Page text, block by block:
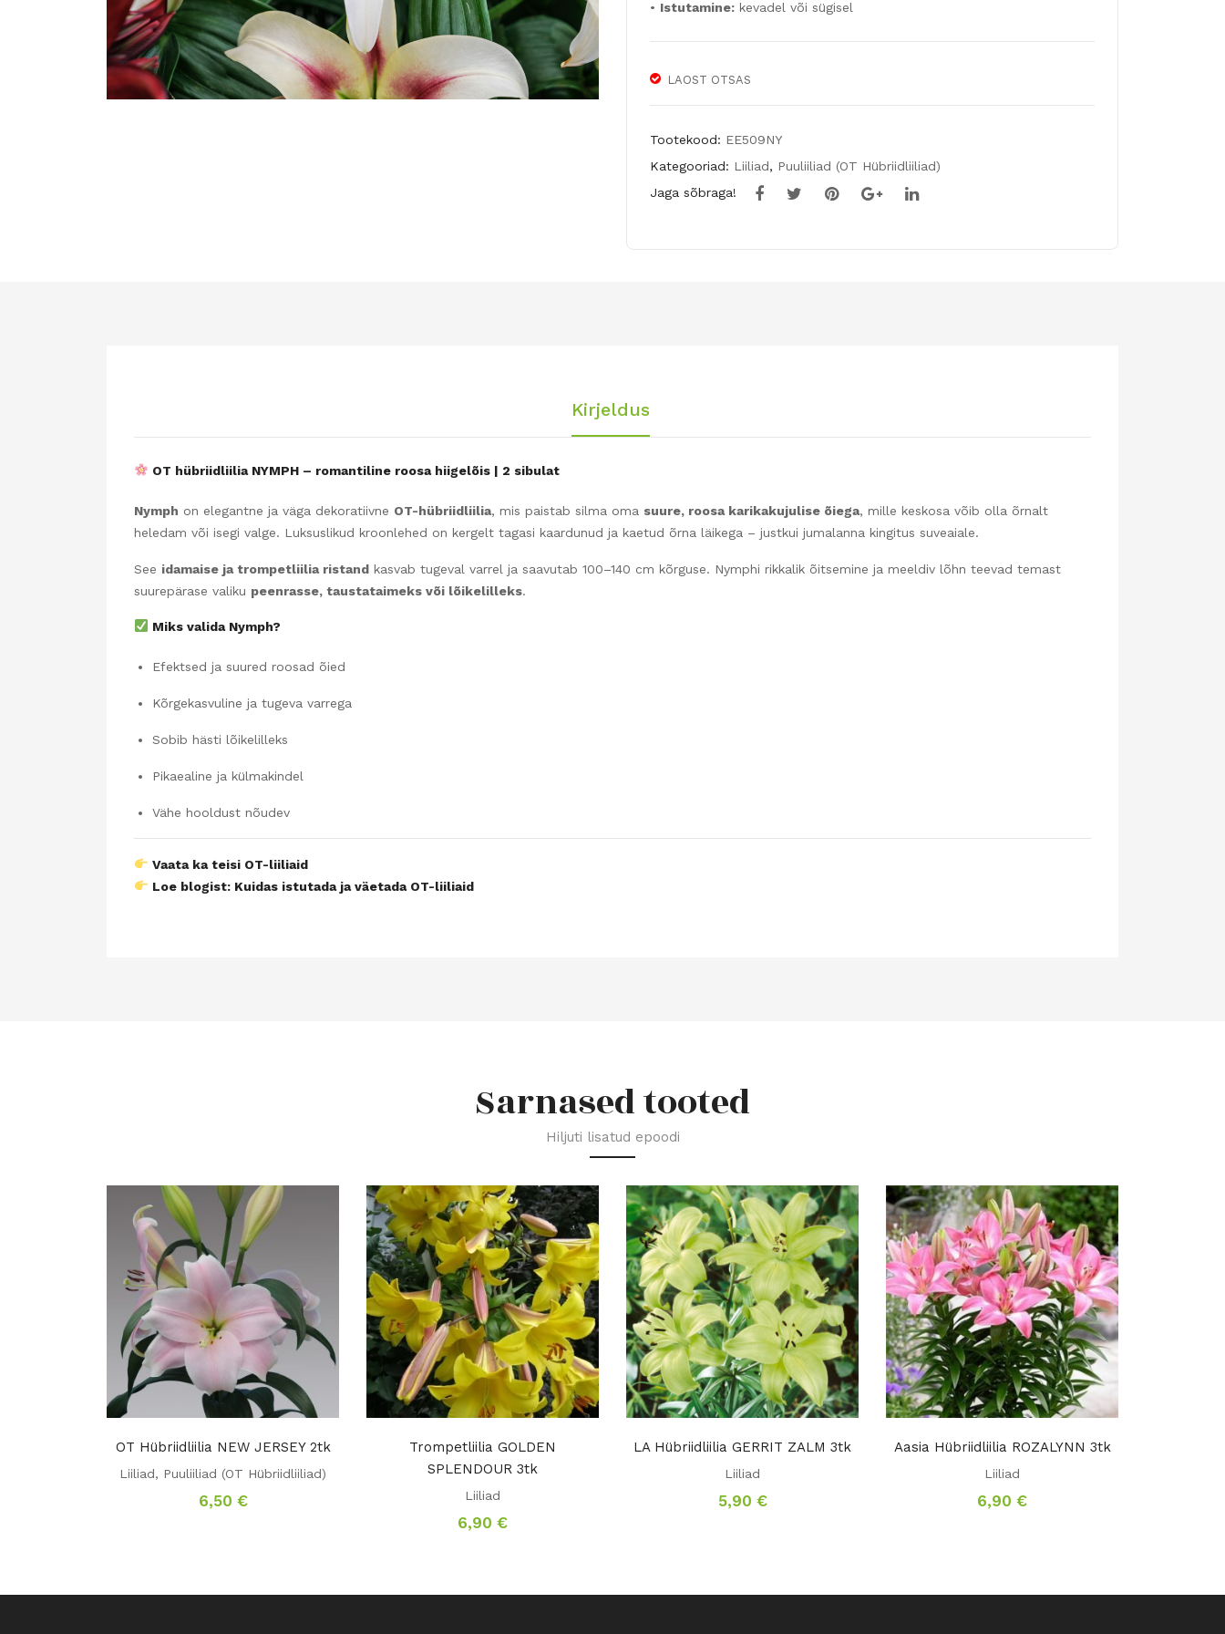
• Istutamine: kevadel või sügisel
LAOST OTSAS
Tootekood: EE509NY
Kategooriad: Liiliad, Puuliiliad (OT Hübriidliiliad)
Jaga sõbraga!
Kirjeldus
OT hübriidliilia NYMPH – romantiline roosa hiigelõis | 2 sibulat
Nymph on elegantne ja väga dekoratiivne OT-hübriidliilia, mis paistab silma oma suure, roosa karikakujulise õiega, mille keskosa võib olla õrnalt
heledam või isegi valge. Luksuslikud kroonlehed on kergelt tagasi kaardunud ja kaetud õrna läikega – justkui jumalanna kingitus suveaiale.
See idamaise ja trompetliilia ristand kasvab tugeval varrel ja saavutab 100–140 cm kõrguse. Nymphi rikkalik õitsemine ja meeldiv lõhn teevad temast
suurepärase valiku peenrasse, taustataimeks või lõikelilleks.
Miks valida Nymph?
Efektsed ja suured roosad õied
Kõrgekasvuline ja tugeva varrega
Sobib hästi lõikelilleks
Pikaealine ja külmakindel
Vähe hooldust nõudev
Vaata ka teisi OT-liiliaid
Loe blogist: Kuidas istutada ja väetada OT-liiliaid
Sarnased tooted
Hiljuti lisatud epoodi
OT Hübriidliilia NEW JERSEY 2tk
Liiliad, Puuliiliad (OT Hübriidliiliad)
6,50 €
Trompetliilia GOLDEN
SPLENDOUR 3tk
Liiliad
6,90 €
LA Hübriidliilia GERRIT ZALM 3tk
Liiliad
5,90 €
Aasia Hübriidliilia ROZALYNN 3tk
Liiliad
6,90 €